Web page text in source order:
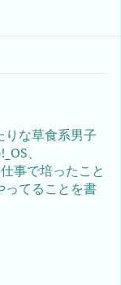
りな草食系男子
、
事で培ったこと
ってることを書